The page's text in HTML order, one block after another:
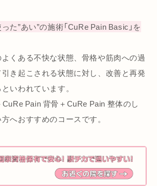
た”あい”の施術「CuRe Pain Basic」を
くある不快な状態、骨格や筋肉への過
き起こされる状態に対し、改善と再発
いわれています。
Pain 背骨＋CuRe Pain 整体のし
へおすすめのコースです。